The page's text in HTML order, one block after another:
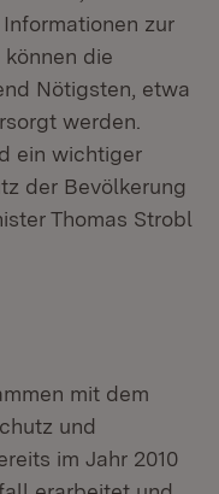
zur
die
Nötigsten, etwa
werden.
ein wichtiger
der Bevölkerung
Thomas Strobl
mit dem
und
in neuem Fenster)
im Jahr 2010